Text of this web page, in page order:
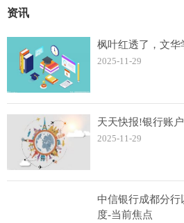
资讯
枫叶红透了，文华
2025-11-29
天天快报!银行账
2025-11-29
中信银行成都分行
度-当前焦点